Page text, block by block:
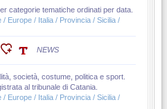
categorie tematiche ordinati per data.
Europe / Italia / Provincia / Sicilia /
NEWS
società, costume, politica e sport.
al tribunale di Catania.
Europe / Italia / Provincia / Sicilia /